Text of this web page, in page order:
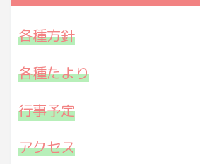
各種方針
各種たより
行事予定
アクセス